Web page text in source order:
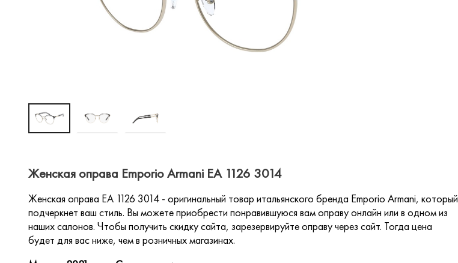
Женская оправа Emporio Armani EA 1126 3014
Женская оправа EA 1126 3014 - оригинальный товар итальянского бренда Emporio Armani, который
подчеркнет ваш стиль. Вы можете приобрести понравившуюся вам оправу онлайн или в одном из
наших салонов. Чтобы получить скидку сайта, зарезервируйте оправу через сайт. Тогда цена
будет для вас ниже, чем в розничных магазинах.